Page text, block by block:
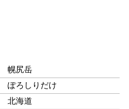
幌尻岳
ぽろしりだけ
北海道